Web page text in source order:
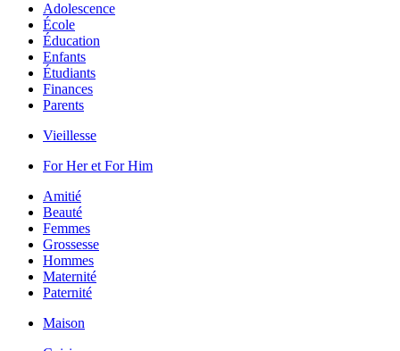
Adolescence
École
Éducation
Enfants
Étudiants
Finances
Parents
Vieillesse
For Her et For Him
Amitié
Beauté
Femmes
Grossesse
Hommes
Maternité
Paternité
Maison